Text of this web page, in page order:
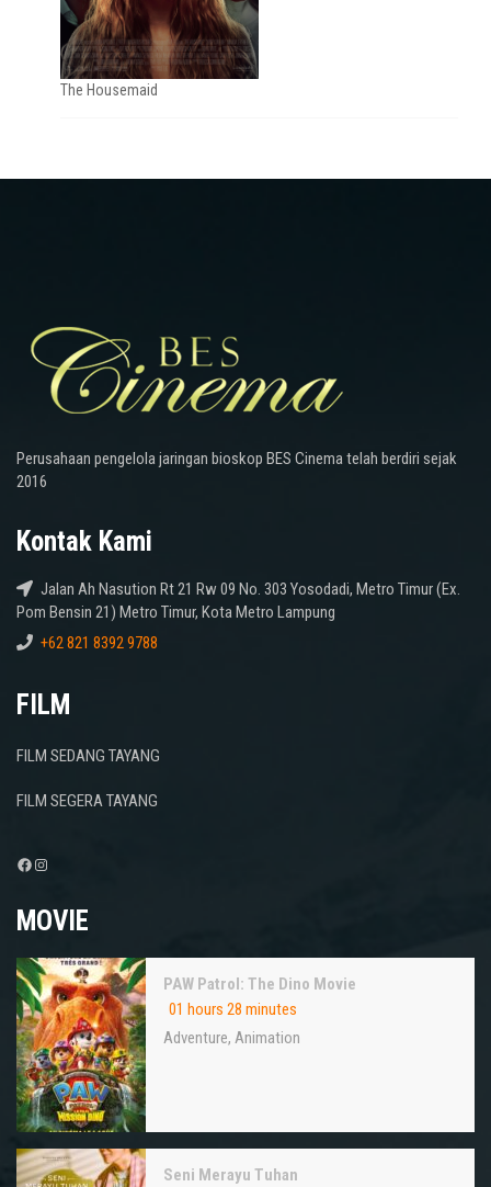
The Housemaid
Perusahaan pengelola jaringan bioskop BES Cinema telah berdiri sejak
2016
Kontak Kami
Jalan Ah Nasution Rt 21 Rw 09 No. 303 Yosodadi, Metro Timur (Ex.
Pom Bensin 21) Metro Timur, Kota Metro Lampung
+62 821 8392 9788
FILM
FILM SEDANG TAYANG
FILM SEGERA TAYANG
Facebook
Instagram
MOVIE
PAW Patrol: The Dino Movie
01 hours 28 minutes
Adventure, Animation
Seni Merayu Tuhan